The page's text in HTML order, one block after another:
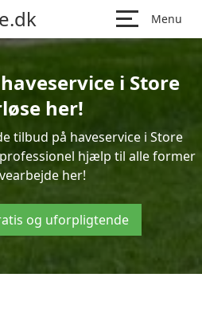
Menu
i Store
her!
tilbud på haveservice i Store
hjælp til alle former
her!
og uforpligtende